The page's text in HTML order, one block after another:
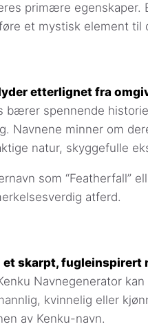
primære egenskaper.
et mystisk element til
etterlignet fra
bærer spennende
Navnene minner om
natur, skyggefulle
som “Featherfall”
atferd.
et skarpt, fugleinspirert
Navnegenerator
kvinnelig eller
av Kenku-navn.